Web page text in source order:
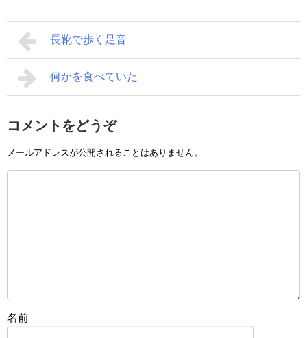
長靴で歩く足音
何かを食べていた
コメントをどうぞ
メールアドレスが公開されることはありません。
名前